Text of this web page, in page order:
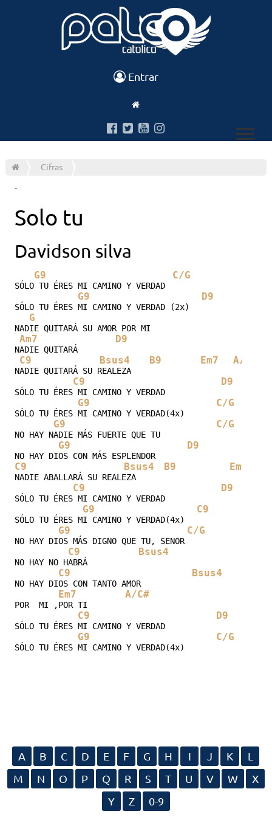
Entrar
Cifras
-
Solo tu
Davidson silva
G9 C/G
SÓLO TU ÉRES MI CAMINO Y VERDAD
G9 D9
SÓLO TU ÉRES MI CAMINO Y VERDAD (2x)
G
NADIE QUITARÁ SU AMOR POR MI
Am7 D9
NADIE QUITARÁ
C9 Bsus4 B9 Em7 A/C#
NADIE QUITARÁ SU REALEZA
C9 D9
SÓLO TU ÉRES MI CAMINO Y VERDAD
G9 C/G
SÓLO TU ÉRES MI CAMINO Y VERDAD(4x)
G9 C/G
NO HAY NADIE MÁS FUERTE QUE TU
G9 D9
NO HAY DIOS CON MÁS ESPLENDOR
C9 Bsus4 B9 Em7
NADIE ABALLARÁ SU REALEZA
C9 D9
SÓLO TU ÉRES MI CAMINO Y VERDAD
G9 C9
SÓLO TU ÉRES MI CAMINO Y VERDAD(4x)
G9 C/G
NO HAY DIOS MÁS DIGNO QUE TU, SENOR
C9 Bsus4
NO HAY NO HABRÁ
C9 Bsus4
NO HAY DIOS CON TANTO AMOR
Em7 A/C#
POR  MI ,POR TI
C9 D9
SÓLO TU ÉRES MI CAMINO Y VERDAD
G9 C/G
SÓLO TU ÉRES MI CAMINO Y VERDAD(4x)
A B C D E F G H I J K
L
M
N O P Q R S T U V W
X
Y
Z 0-9